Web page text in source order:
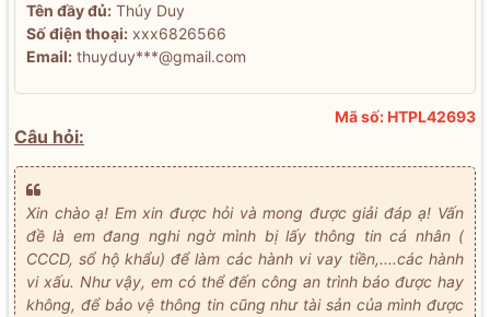
Tên đầy đủ: Thúy Duy
Số điện thoại: xxx6826566
Email: thuyduy***@gmail.com
Mã số: HTPL42693
Câu hỏi:
Xin chào ạ! Em xin được hỏi và mong được giải đáp ạ! Vấn
đề là em đang nghi ngờ mình bị lấy thông tin cá nhân (
CCCD, sổ hộ khẩu) để làm các hành vi vay tiền,....các hành
vi xấu. Như vậy, em có thể đến công an trình báo được hay
không, để bảo vệ thông tin cũng như tài sản của mình được